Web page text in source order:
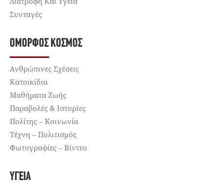
Συνταγές
ΌΜΟΡΦΟΣ ΚΌΣΜΟΣ
Ανθρώπινες Σχέσεις
Κατοικίδια
Μαθήματα Ζωής
Παραβολές & Ιστορίες
Πολίτης – Κοινωνία
Τέχνη – Πολιτισμός
Φωτογραφίες – Βίντεο
ΥΓΕΊΑ